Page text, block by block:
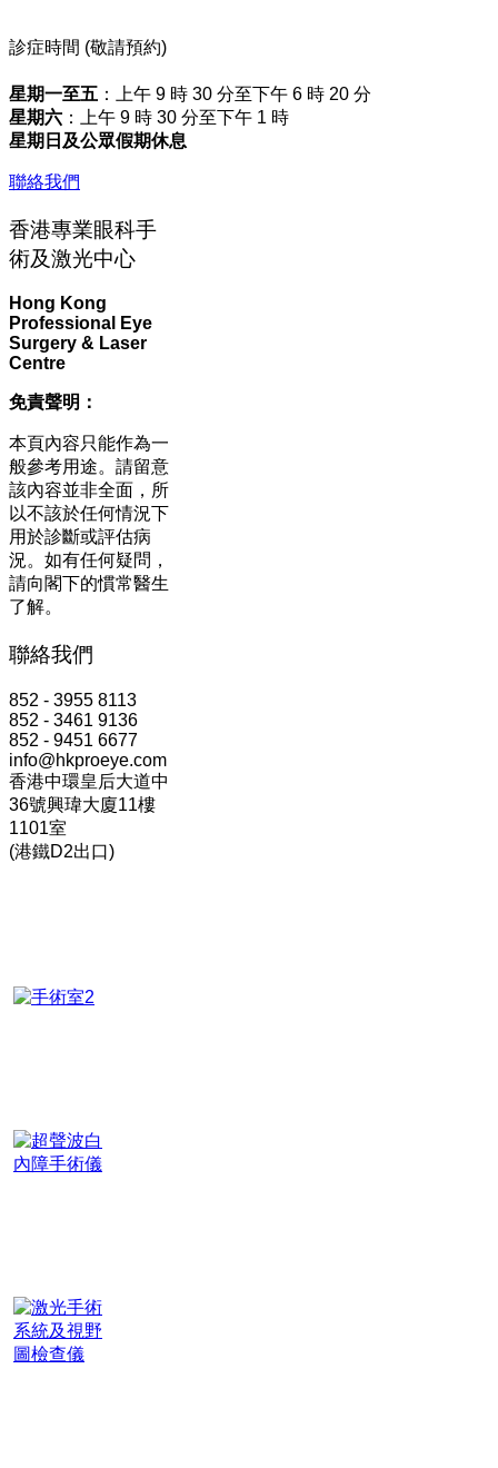
診症時間 (敬請預約)
星期一至五 ：上午 9 時 30 分至下午 6 時 20 分
星期六 ：上午 9 時 30 分至下午 1 時
星期日及公眾假期休息
聯絡我們
香港專業眼科手
術及激光中心
Hong Kong
Professional Eye
Surgery & Laser
Centre
免責聲明：
本頁內容只能作為一
般參考用途。請留意
該內容並非全面，所
以不該於任何情況下
用於診斷或評估病
況。如有任何疑問，
請向閣下的慣常醫生
了解。
聯絡我們
852 - 3955 8113
852 - 3461 9136
852 - 9451 6677
info@hkproeye.com
香港中環皇后大道中
36號興瑋大廈11樓
1101室
(港鐵D2出口)